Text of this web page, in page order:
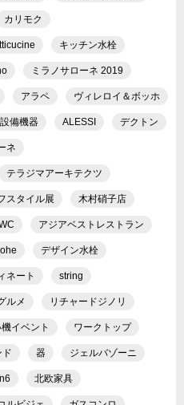
カリモク
キッチン水栓
ミラノサローネ 2019
アラペ ヴィレロイ＆ボッホ
備機器 ALESSI デクトン
ネ
テラジマアーキテクツ
スタイル展 木村硝子店
アジアベストレストラン
デザイン水栓
ネート string
ルメ リチャードジノリ
イベント ワークトップ
ド 器 ジェルバゾーニ
北欧家具